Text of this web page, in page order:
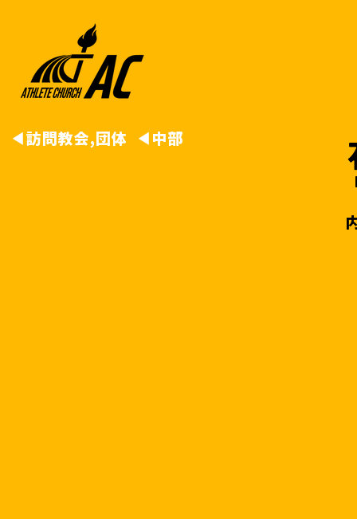
◀︎ 訪問教会,団体 ◀︎ 中部